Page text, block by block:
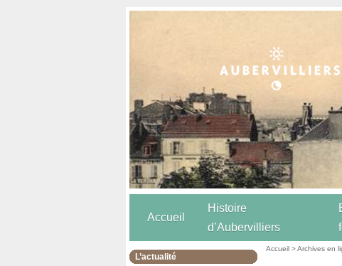
Accueil
Histoire
d’Aubervilliers
L’actualité
Accueil >Archives en